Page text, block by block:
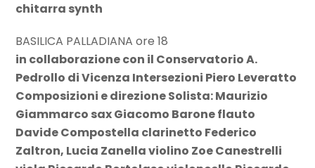
chitarra synth
BASILICA PALLADIANA ore 18
in collaborazione con il Conservatorio A.
Pedrollo di Vicenza Intersezioni Piero Leveratto
Composizioni e direzione Solista: Maurizio
Giammarco sax Giacomo Barone flauto
Davide Compostella clarinetto Federico
Zaltron, Lucia Zanella violino Zoe Canestrelli